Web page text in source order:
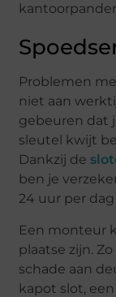
Problemen
niet aan
gebeuren dat
sleutel kwijt
Dankzij de
ben je
24 uur per
Een monteur
plaatse zijn.
schade aan
kapot slot,